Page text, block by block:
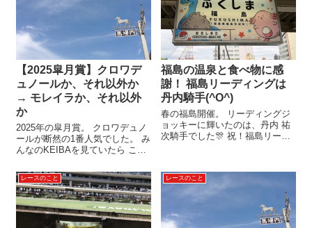
わけで。 “ソダシ以外の観点“ か
ら、オークスを見てみたい...
ツォといったG1馬をさ...
【2025皐月賞】クロワデ
ュノールか、それ以外か
→ モレイラか、それ以外
か
2025年の皐月賞。 クロワデュノ
ールが断然の1番人気でした。 み
んなのKEIBAを見ていたら ここ
ル。 皐月賞の単勝オッズは1.5
倍！ レース前から「ダービー」
とか「三冠」とか、メディアも
大騒ぎでした。 穴党の...
福島の温泉と食べ物に感
謝！ 福島リーディングは
丹内騎手(^O^)
春の福島開催。 リーディングジ
ョッキーに輝いたのは、丹内 祐
次騎手でした🎊 祝！福島リーデ
内訳はというと…。 日付 馬名1
勝目4/6ローランド2勝目4/7ナッ
クドロップス3勝目...
レースのこと レースのこと